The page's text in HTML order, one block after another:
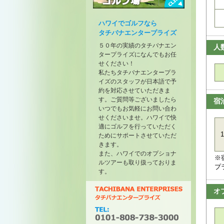
フ場
ハワイでゴルフなら
タチバナエンタープライズ
５０年の実績のタチバナエン
タープライズになんでもお任
せください！
私たちタチバナエンタープラ
イズのスタッフが日本語で予
約を対応させていただきま
す。ご質問等ございましたら
いつでもお気軽にお問い合わ
せくださいませ。ハワイで快
適にゴルフを行っていただく
ためにサポートさせていただ
きます。
また、ハワイでのオプショナ
ルツアーも取り扱っておりま
す。
人
宿
1
※
プ
オ